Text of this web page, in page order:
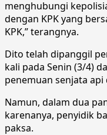
menghubungi
dengan KPK yang
KPK,” terangnya.
Dito telah dipanggil
kali pada Senin (3/4)
penemuan senjata
Namun, dalam dua
karenanya, penyidik
paksa.